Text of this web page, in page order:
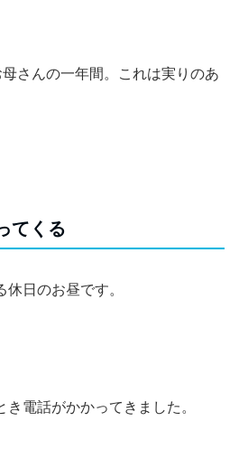
さんの一年間。これは実りのあ
てくる
日のお昼です。
電話がかかってきました。